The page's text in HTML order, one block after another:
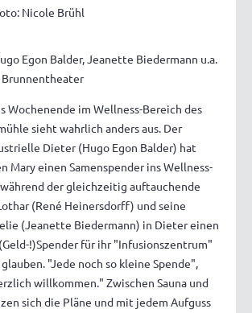
Nicole Brühl
Egon Balder, Jeanette Biedermann u.a.
Brunnentheater
Wochenende im Wellness-Bereich des
sieht wahrlich anders aus. Der
Dieter (Hugo Egon Balder) hat
Mary einen Samenspender ins Wellness-
der gleichzeitig auftauchende
(René Heinersdorff) und seine
(Jeanette Biedermann) in Dieter einen
!)Spender für ihr "Infusionszentrum"
"Jede noch so kleine Spende",
willkommen." Zwischen Sauna und
sich die Pläne und mit jedem Aufguss